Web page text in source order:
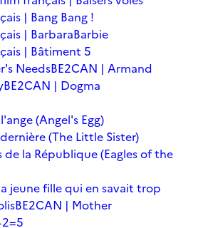
| Bang Bang !
| BarbaraBarbie
| Bâtiment 5
NeedsBE2CAN | Armand
BE2CAN | Dogma
(Angel's Egg)
(The Little Sister)
de la République (Eagles of the
jeune fille qui en savait trop
BE2CAN | Mother